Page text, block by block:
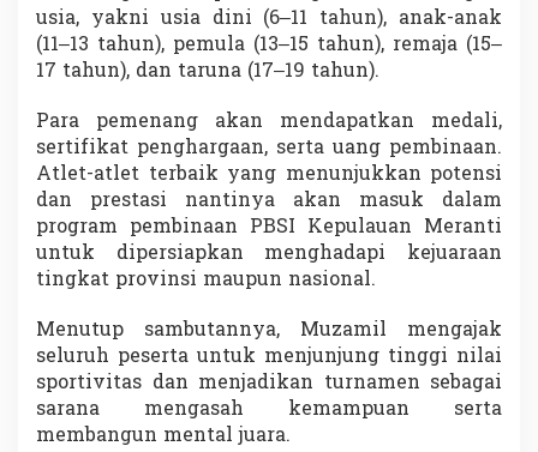
usia, yakni usia dini (6–11 tahun), anak-anak
(11–13 tahun), pemula (13–15 tahun), remaja (15–
17 tahun), dan taruna (17–19 tahun).
Para pemenang akan mendapatkan medali,
sertifikat penghargaan, serta uang pembinaan.
Atlet-atlet terbaik yang menunjukkan potensi
dan prestasi nantinya akan masuk dalam
program pembinaan PBSI Kepulauan Meranti
untuk dipersiapkan menghadapi kejuaraan
tingkat provinsi maupun nasional.
Menutup sambutannya, Muzamil mengajak
seluruh peserta untuk menjunjung tinggi nilai
sportivitas dan menjadikan turnamen sebagai
sarana mengasah kemampuan serta
membangun mental juara.